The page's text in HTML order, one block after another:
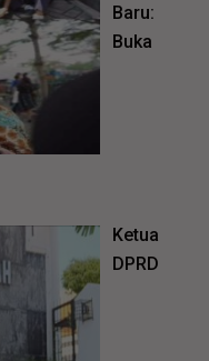
Baru:
Buka
Ketua
DPRD